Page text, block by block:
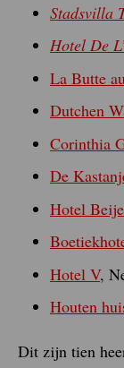
Stadsvilla
Hotel De
La Butte
Dutchen
Corinthia
De
Hotel
Hotel V,
Houten
Dit zijn tien